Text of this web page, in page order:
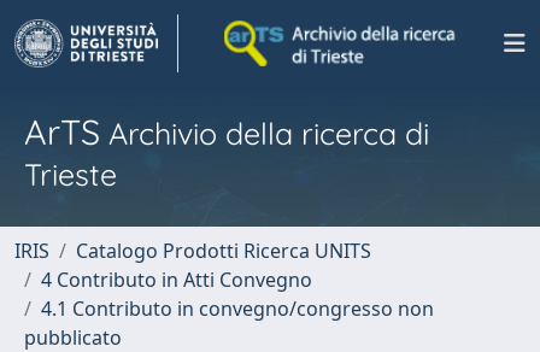
ArTS Archivio della ricerca di
Trieste
IRIS
Catalogo Prodotti Ricerca UNITS
4 Contributo in Atti Convegno
4.1 Contributo in convegno/congresso non
pubblicato